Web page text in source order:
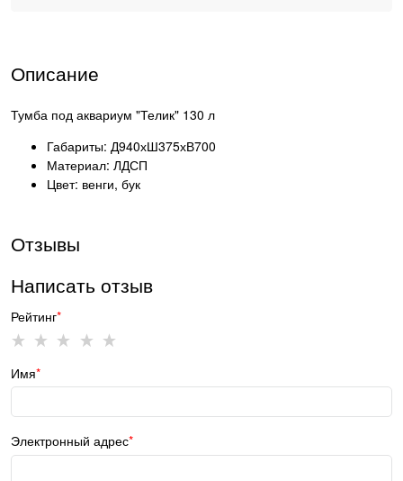
Описание
Тумба под аквариум "Телик" 130 л
Габариты: Д940хШ375хВ700
Материал: ЛДСП
Цвет: венги, бук
Отзывы
Написать отзыв
Рейтинг
Имя
Электронный адрес